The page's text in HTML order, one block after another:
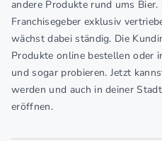
andere Produkte rund ums
Franchisegeber exklusiv
wächst dabei ständig. Die
Produkte online bestellen oder
und sogar probieren. Jetzt
werden und auch in deiner
eröffnen.